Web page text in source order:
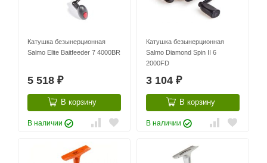
Катушка безынерционная
Salmo Elite Baitfeeder 7 4000BR
5 518 ₽
В корзину
В наличии
Катушка безынерционная
Salmo Diamond Spin II 6
2000FD
3 104 ₽
В корзину
В наличии